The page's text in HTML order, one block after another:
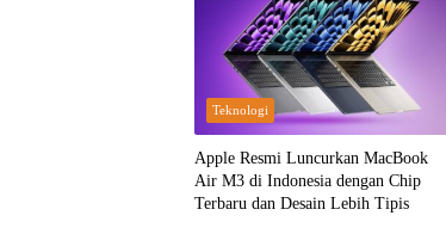
Teknologi
Apple Resmi Luncurkan MacBook
Air M3 di Indonesia dengan Chip
Terbaru dan Desain Lebih Tipis